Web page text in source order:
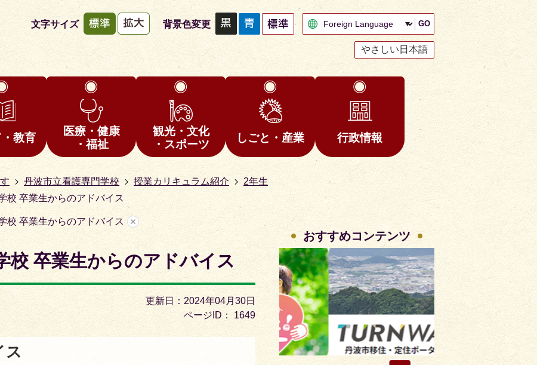
文字サイズ 背景色変更 GO
やさしい日本語
教育
医療・健康
・福祉
観光・文化
・スポーツ
しごと・産業 行政情報
丹波市立看護専門学校 授業カリキュラム紹介
2年生
校 卒業生からのアドバイス
校 卒業生からのアドバイス
校 卒業生からのアドバイス
更新日：2024年04月30日
ページID：
1649
ス
おすすめコンテンツ
1
ラ
2
枚
目
の
ス
ラ
イ
3
枚
目
ラ